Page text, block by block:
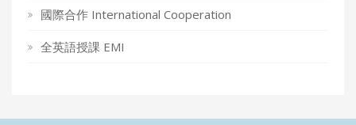
國際合作 International Cooperation
全英語授課 EMI